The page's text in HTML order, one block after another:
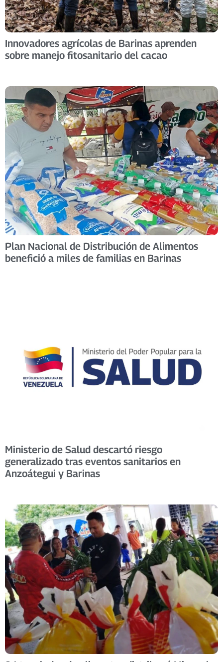
Innovadores agrícolas de Barinas aprenden
sobre manejo fitosanitario del cacao
Plan Nacional de Distribución de Alimentos
benefició a miles de familias en Barinas
Ministerio de Salud descartó riesgo
generalizado tras eventos sanitarios en
Anzoátegui y Barinas